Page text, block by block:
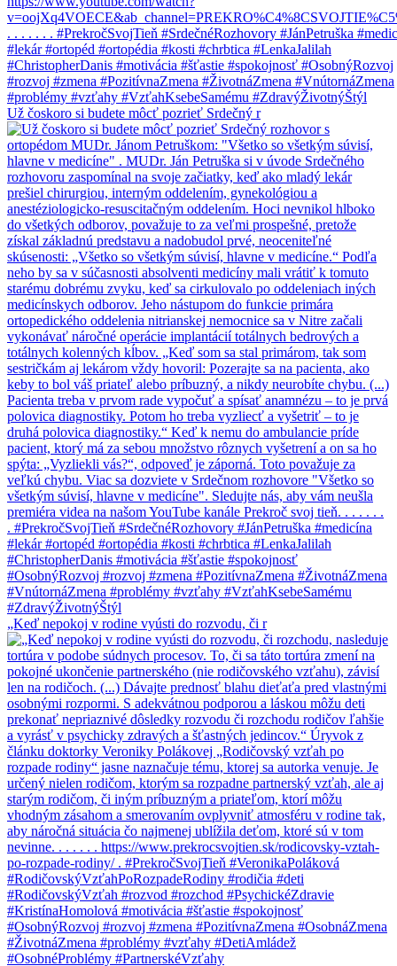
Už čoskoro si budete môcť pozrieť Srdečný r
„Keď nepokoj v rodine vyústi do rozvodu, či r